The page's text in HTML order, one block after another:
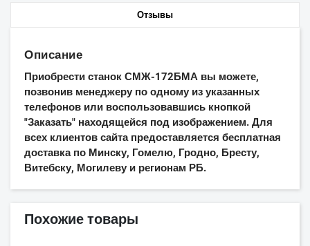
Отзывы
Описание
Приобрести станок СМЖ-172БМА вы можете,
позвонив менеджеру по одному из указанных
телефонов или воспользовавшись кнопкой
"Заказать" находящейся под изображением. Для
всех клиентов сайта предоставляется бесплатная
доставка по Минску, Гомелю, Гродно, Бресту,
Витебску, Могилеву и регионам РБ.
Похожие товары